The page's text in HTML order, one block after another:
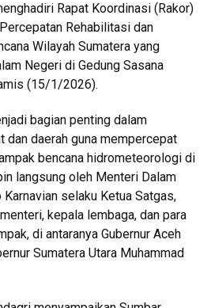
Rapat Koordinasi (Rakor)
Rehabilitasi dan
Wilayah Sumatera yang
Negeri di Gedung Sasana
(15/1/2026).
bagian penting dalam
dan daerah guna mempercepat
bencana hidrometeorologi di
langsung oleh Menteri Dalam
selaku Ketua Satgas,
kepala lembaga, dan para
di antaranya Gubernur Aceh
Sumatera Utara Muhammad